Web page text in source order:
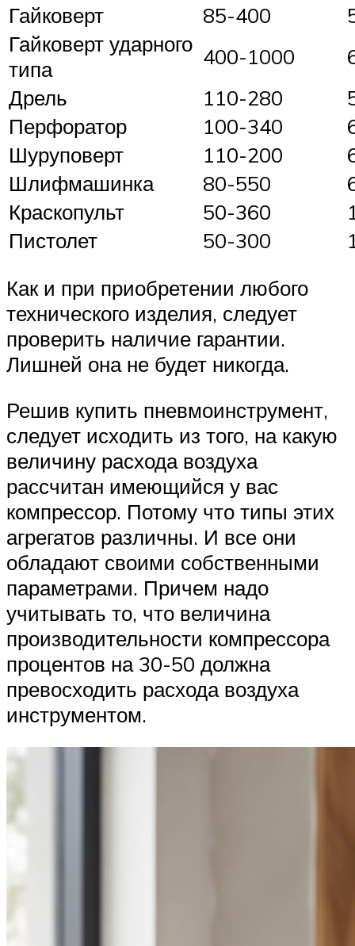
Гайковерт
85-400
Гайковерт ударного
типа
400-1000
Дрель
110-280
Перфоратор
100-340
Шуруповерт
110-200
Шлифмашинка
80-550
Краскопульт
50-360
Пистолет
50-300
Как и при приобретении любого
технического изделия, следует
проверить наличие гарантии.
Лишней она не будет никогда.
Решив купить пневмоинструмент,
следует исходить из того, на какую
величину расхода воздуха
рассчитан имеющийся у вас
компрессор. Потому что типы этих
агрегатов различны. И все они
обладают своими собственными
параметрами. Причем надо
учитывать то, что величина
производительности компрессора
процентов на 30-50 должна
превосходить расхода воздуха
инструментом.